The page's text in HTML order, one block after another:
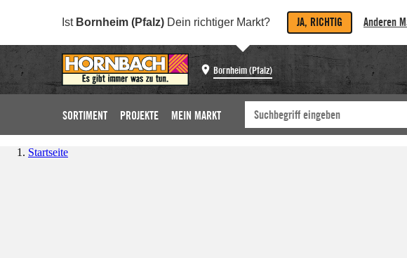
Ist Bornheim (Pfalz) Dein richtiger Markt? JA, RICHTIG Anderen
Bornheim (Pfalz)
SORTIMENT PROJEKTE MEIN MARKT
Startseite